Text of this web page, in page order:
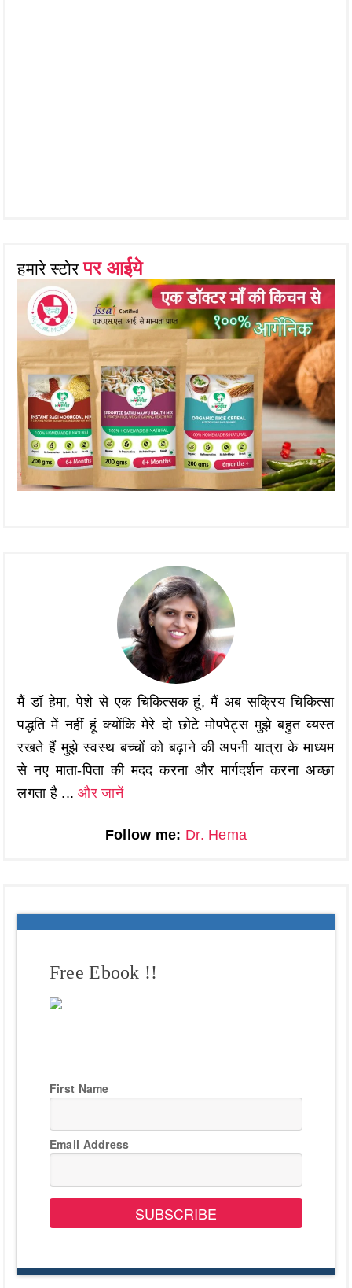
हमारे स्टोरपर आईये
मैं डॉ हेमा, पेशे से एक चिकित्सक हूं, मैं अब सक्रिय चिकित्सा
पद्धति में नहीं हूं क्योंकि मेरे दो छोटे मोपपेट्स मुझे बहुत व्यस्त
रखते हैं मुझे स्वस्थ बच्चों को बढ़ाने की अपनी यात्रा के माध्यम
से नए माता-पिता की मदद करना और मार्गदर्शन करना अच्छा
लगता है ...और जानें
Follow me: Dr. Hema
Free Ebook !!
First Name
Email Address
SUBSCRIBE